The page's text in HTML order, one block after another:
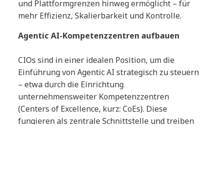
und Plattformgrenzen hinweg ermöglicht – für
mehr Effizienz, Skalierbarkeit und Kontrolle.
Agentic AI-Kompetenzzentren aufbauen
CIOs sind in einer idealen Position, um die
Einführung von Agentic AI strategisch zu steuern
– etwa durch die Einrichtung
unternehmensweiter Kompetenzzentren
(Centers of Excellence, kurz: CoEs). Diese
fungieren als zentrale Schnittstelle und treiben